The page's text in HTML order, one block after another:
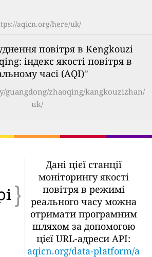
aqicn.org/here/uk/
повітря в Kengkouzi
індекс якості повітря в
часі (AQI)”
guangdong/zhaoqing/kangkouzizhan/
uk/
Дані цієї станції
моніторингу якості
повітря в режимі
реального часу можна
отримати програмним
шляхом за допомогою
цієї URL-адреси API:
aqicn.org/data-platform/a